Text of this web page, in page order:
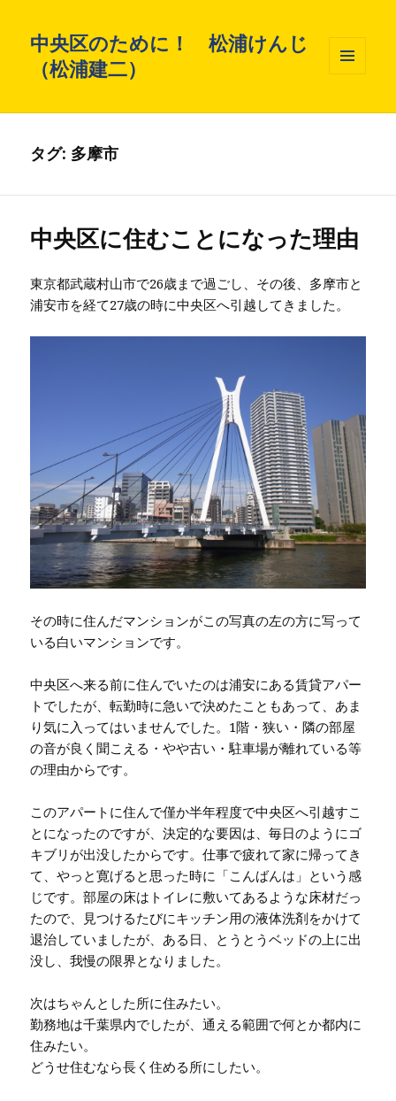
中央区のために！ 松浦けんじ
（松浦建二）
ィジェ
タグ: 多摩市
中央区に住むことになった理由
東京都武蔵村山市で26歳まで過ごし、その後、多摩市と
浦安市を経て27歳の時に中央区へ引越してきました。
その時に住んだマンションがこの写真の左の方に写って
いる白いマンションです。
中央区へ来る前に住んでいたのは浦安にある賃貸アパー
トでしたが、転勤時に急いで決めたこともあって、あま
り気に入ってはいませんでした。1階・狭い・隣の部屋
の音が良く聞こえる・やや古い・駐車場が離れている等
の理由からです。
このアパートに住んで僅か半年程度で中央区へ引越すこ
とになったのですが、決定的な要因は、毎日のようにゴ
キブリが出没したからです。仕事で疲れて家に帰ってき
て、やっと寛げると思った時に「こんばんは」という感
じです。部屋の床はトイレに敷いてあるような床材だっ
たので、見つけるたびにキッチン用の液体洗剤をかけて
退治していましたが、ある日、とうとうベッドの上に出
没し、我慢の限界となりました。
次はちゃんとした所に住みたい。
勤務地は千葉県内でしたが、通える範囲で何とか都内に
住みたい。
どうせ住むなら長く住める所にしたい。